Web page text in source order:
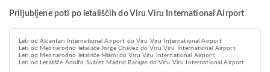
Priljubljene poti po letališčih do Viru Viru International Airport
Leti od Alcantari International Airport do Viru Viru International Airport
Leti od Mednarodno letališče Jorge Chávez do Viru Viru International Airport
Leti od Mednarodno letališče Miami do Viru Viru International Airport
Leti od Letališče Adolfo Suárez Madrid Barajas do Viru Viru International Airport